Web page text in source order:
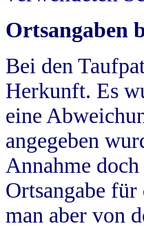
Ortsangaben
Bei den
Herkunft. Es
eine
angegeben
Annahme
Ortsangabe
man aber von